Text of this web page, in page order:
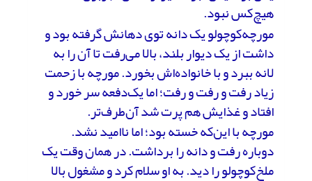
هیچ‌کس نبود.
مورچه‌کوچولو یک دانه توی دهانش گرفته بود و
داشت از یک دیوار بلند، بالا می‌رفت تا آن را به
لانه ببرد و با خانواده‌اش بخورد. مورچه با زحمت
زیاد رفت و رفت و رفت؛ اما یک‌دفعه سر خورد و
افتاد و غذایش هم پرت شد آن‌طرف‌تر.
مورچه با این‌که خسته بود؛ اما ناامید نشد.
دوباره رفت و دانه را برداشت. در همان وقت یک
ملخ‌کوچولو را دید. به او سلام کرد و مشغول بالا